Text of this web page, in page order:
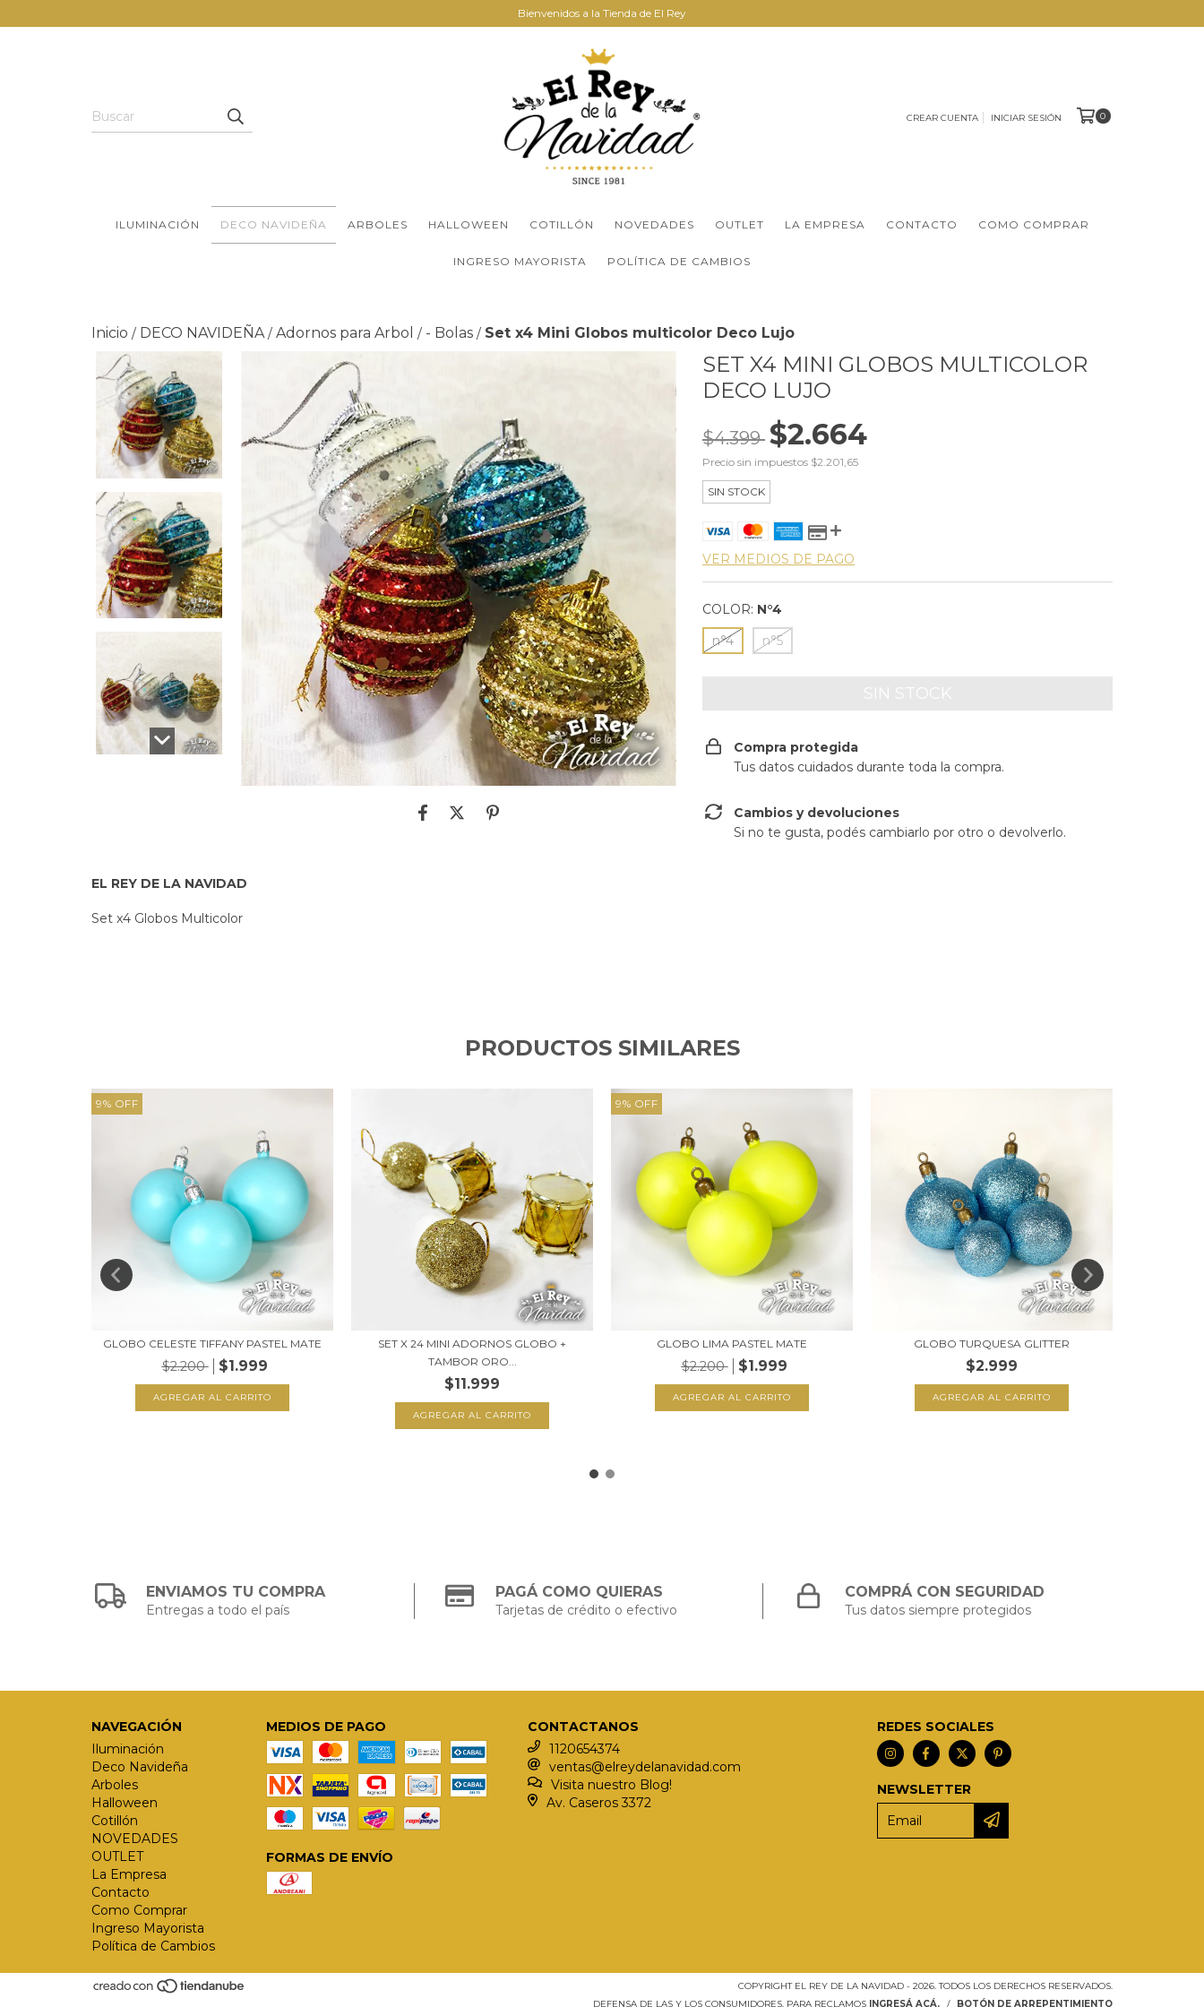
Bienvenidos a la Tienda de El Rey
CREAR CUENTA INICIAR SESIÓN 0
ILUMINACIÓN DECO NAVIDEÑA ARBOLES HALLOWEEN COTILLÓN NOVEDADES OUTLET LA EMPRESA CONTACTO COMO COMPRAR
INGRESO MAYORISTA POLÍTICA DE CAMBIOS
Inicio / DECO NAVIDEÑA / Adornos para Arbol / - Bolas / Set x4 Mini Globos multicolor Deco Lujo
EL REY DE LA NAVIDAD
Set x4 Globos Multicolor
SET X4 MINI GLOBOS MULTICOLOR
DECO LUJO
$4.399 $2.664
Precio sin impuestos $2.201,65
SIN STOCK
VER MEDIOS DE PAGO
COLOR: N°4
n°4
n°5
Compra protegida
Tus datos cuidados durante toda la compra.
Cambios y devoluciones
Si no te gusta, podés cambiarlo por otro o devolverlo.
PRODUCTOS SIMILARES
9% OFF
GLOBO CELESTE TIFFANY PASTEL MATE
$2.200 $1.999
AGREGAR AL CARRITO
SET X 24 MINI ADORNOS GLOBO +
TAMBOR ORO...
$11.999
9% OFF
GLOBO LIMA PASTEL MATE
$2.200 $1.999
AGREGAR AL CARRITO
GLOBO TURQUESA GLITTER
$2.999
AGREGAR AL CARRITO
ENVIAMOS TU COMPRA
Entregas a todo el país
PAGÁ COMO QUIERAS
Tarjetas de crédito o efectivo
COMPRÁ CON SEGURIDAD
Tus datos siempre protegidos
NAVEGACIÓN
Iluminación
Deco Navideña
Arboles
Halloween
Cotillón
NOVEDADES
OUTLET
La Empresa
Contacto
Como Comprar
Ingreso Mayorista
Política de Cambios
MEDIOS DE PAGO
FORMAS DE ENVÍO
CONTACTANOS
1120654374
ventas@elreydelanavidad.com
Visita nuestro Blog!
Av. Caseros 3372
REDES SOCIALES
NEWSLETTER
COPYRIGHT EL REY DE LA NAVIDAD - 2026. TODOS LOS DERECHOS RESERVADOS.
DEFENSA DE LAS Y LOS CONSUMIDORES. PARA RECLAMOS INGRESÁ ACÁ. / BOTÓN DE ARREPENTIMIENTO